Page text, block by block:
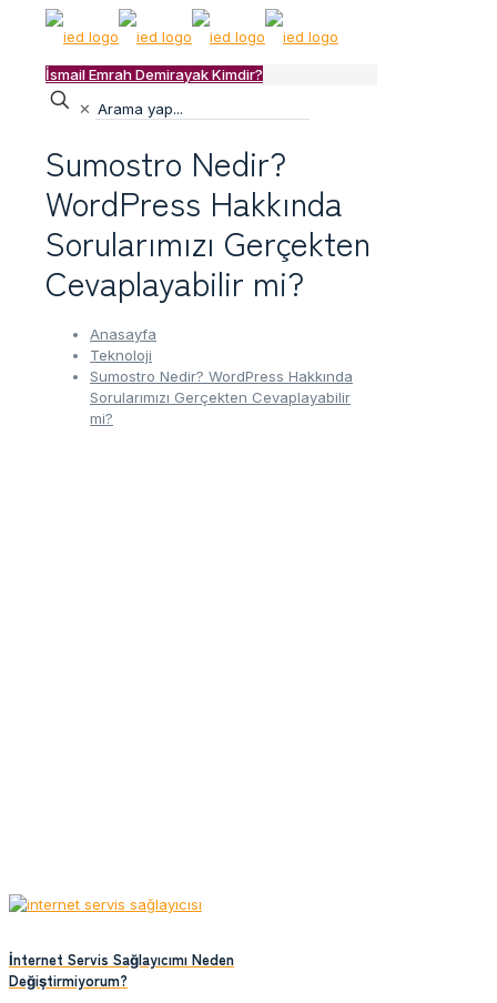
İsmail Emrah Demirayak Kimdir?
✕
Sumostro Nedir?
WordPress Hakkında
Sorularımızı Gerçekten
Cevaplayabilir mi?
Anasayfa
Teknoloji
Sumostro Nedir? WordPress Hakkında
Sorularımızı Gerçekten Cevaplayabilir
mi?
İnternet Servis Sağlayıcımı Neden
Değiştirmiyorum?